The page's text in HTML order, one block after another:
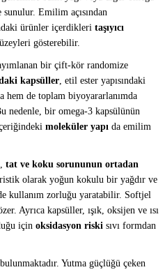
Emilim açısından
ürünler içerdikleri taşıyıcı
gösterebilir.
bir çift-kör randomize
kapsüller , etil ester yapısındaki
hem de toplam biyoyararlanımda
nedenle, bir omega-3 kapsülünün
moleküler yapı da emilim
tat ve koku sorununun ortadan
olarak yoğun kokulu bir yağdır ve
kullanım zorluğu yaratabilir. Softjel
Ayrıca kapsüller, ışık, oksijen ve ısı
için oksidasyon riski sıvı formdan
Yutma güçlüğü çeken